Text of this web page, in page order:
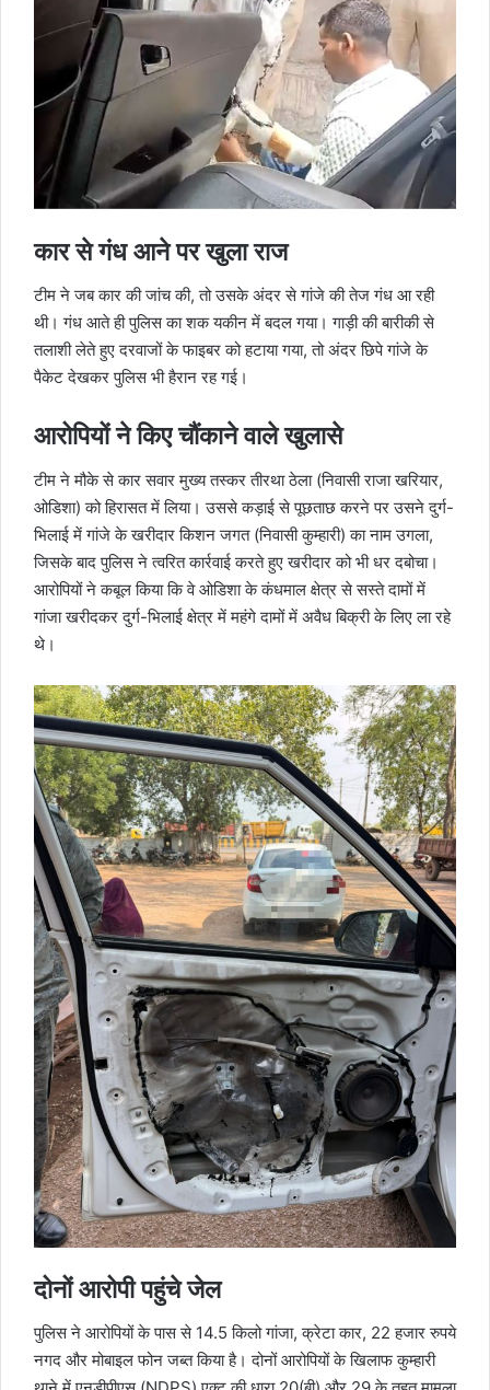
कार से गंध आने पर खुला राज
टीम ने जब कार की जांच की, तो उसके अंदर से गांजे की तेज गंध आ रही
थी। गंध आते ही पुलिस का शक यकीन में बदल गया। गाड़ी की बारीकी से
तलाशी लेते हुए दरवाजों के फाइबर को हटाया गया, तो अंदर छिपे गांजे के
पैकेट देखकर पुलिस भी हैरान रह गई।
आरोपियों ने किए चौंकाने वाले खुलासे
टीम ने मौके से कार सवार मुख्य तस्कर तीरथा ठेला (निवासी राजा खरियार,
ओडिशा) को हिरासत में लिया। उससे कड़ाई से पूछताछ करने पर उसने दुर्ग-
भिलाई में गांजे के खरीदार किशन जगत (निवासी कुम्हारी) का नाम उगला,
जिसके बाद पुलिस ने त्वरित कार्रवाई करते हुए खरीदार को भी धर दबोचा।
आरोपियों ने कबूल किया कि वे ओडिशा के कंधमाल क्षेत्र से सस्ते दामों में
गांजा खरीदकर दुर्ग-भिलाई क्षेत्र में महंगे दामों में अवैध बिक्री के लिए ला रहे
थे।
दोनों आरोपी पहुंचे जेल
पुलिस ने आरोपियों के पास से 14.5 किलो गांजा, क्रेटा कार, 22 हजार रुपये
नगद और मोबाइल फोन जब्त किया है। दोनों आरोपियों के खिलाफ कुम्हारी